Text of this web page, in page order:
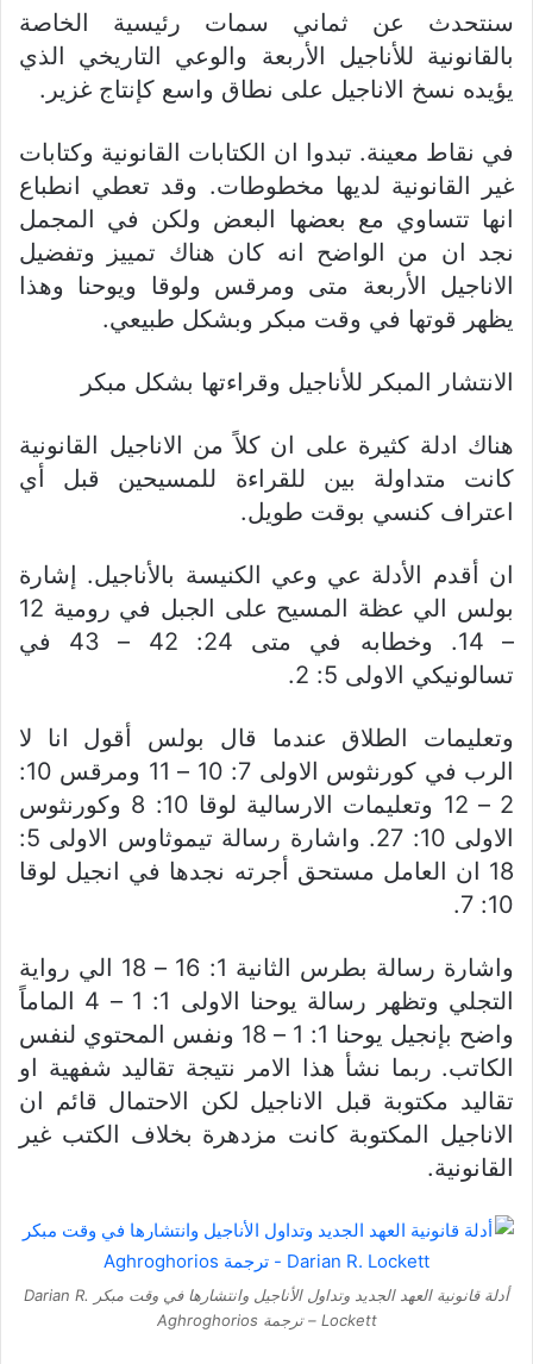
سنتحدث عن ثماني سمات رئيسية الخاصة
بالقانونية للأناجيل الأربعة والوعي التاريخي الذي
يؤيده نسخ الاناجيل على نطاق واسع كإنتاج غزير.
في نقاط معينة. تبدوا ان الكتابات القانونية وكتابات
غير القانونية لديها مخطوطات. وقد تعطي انطباع
انها تتساوي مع بعضها البعض ولكن في المجمل
نجد ان من الواضح انه كان هناك تمييز وتفضيل
الاناجيل الأربعة متى ومرقس ولوقا ويوحنا وهذا
يظهر قوتها في وقت مبكر وبشكل طبيعي.
الانتشار المبكر للأناجيل وقراءتها بشكل مبكر
هناك ادلة كثيرة على ان كلاً من الاناجيل القانونية
كانت متداولة بين للقراءة للمسيحين قبل أي
اعتراف كنسي بوقت طويل.
ان أقدم الأدلة عي وعي الكنيسة بالأناجيل. إشارة
بولس الي عظة المسيح على الجبل في رومية 12
– 14. وخطابه في متى 24: 42 – 43 في
تسالونيكي الاولى 5: 2.
وتعليمات الطلاق عندما قال بولس أقول انا لا
الرب في كورنثوس الاولى 7: 10 – 11 ومرقس 10:
2 – 12 وتعليمات الارسالية لوقا 10: 8 وكورنثوس
الاولى 10: 27. واشارة رسالة تيموثاوس الاولى 5:
18 ان العامل مستحق أجرته نجدها في انجيل لوقا
10: 7.
واشارة رسالة بطرس الثانية 1: 16 – 18 الي رواية
التجلي وتظهر رسالة يوحنا الاولى 1: 1 – 4 الماماً
واضح بإنجيل يوحنا 1: 1 – 18 ونفس المحتوي لنفس
الكاتب. ربما نشأ هذا الامر نتيجة تقاليد شفهية او
تقاليد مكتوبة قبل الاناجيل لكن الاحتمال قائم ان
الاناجيل المكتوبة كانت مزدهرة بخلاف الكتب غير
القانونية.
أدلة قانونية العهد الجديد وتداول الأناجيل وانتشارها في وقت مبكر Darian R.
Lockett – ترجمة Aghroghorios